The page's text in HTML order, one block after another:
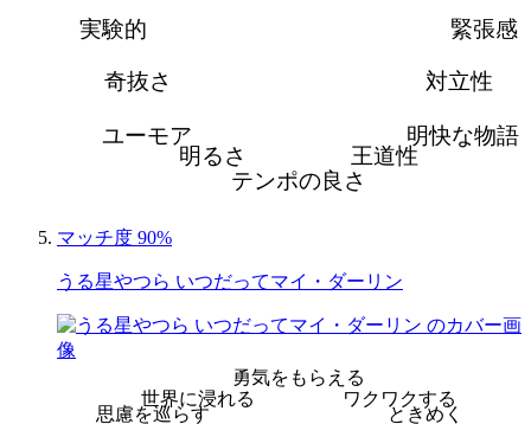
緊張感
対立性
明快な物語
王道性
テンポの良さ
明るさ
ユーモア
奇抜さ
実験的
マッチ度 90%
うる星やつら いつだってマイ・ダーリン
勇気をもらえる
ワクワクする
ときめく
思慮を巡らす
世界に浸れる